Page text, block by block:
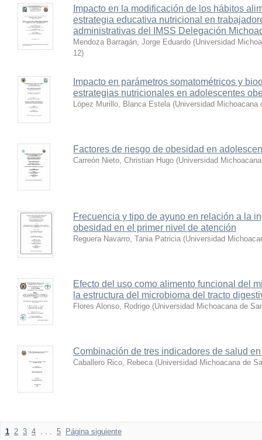
Impacto en la modificación de los hábitos
estrategia educativa nutricional en
administrativas del IMSS Delegación
Mendoza Barragán, Jorge Eduardo (Universidad
12)
Impacto en parámetros somatométricos y
estrategias nutricionales en adolescentes
López Murillo, Blanca Estela (Universidad Michoacana
Factores de riesgo de obesidad en
Carreón Nieto, Christian Hugo (Universidad
Frecuencia y tipo de ayuno en relación a la
obesidad en el primer nivel de atención
Reguera Navarro, Tania Patricia (Universidad
Efecto del uso como alimento funcional del
la estructura del microbioma del tracto
Flores Alonso, Rodrigo (Universidad Michoacana de
Combinación de tres indicadores de salud
Caballero Rico, Rebeca (Universidad Michoacana de
1 2 3 4 . . . 5 Página siguiente